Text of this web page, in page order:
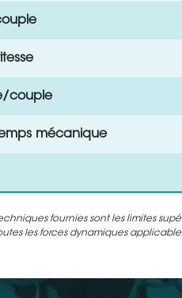
couple
mécanique
fournies sont les limites
les forces dynamiques